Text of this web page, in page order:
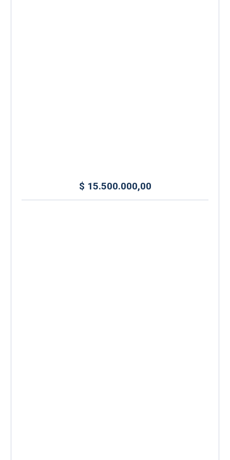
$ 15.500.000,00